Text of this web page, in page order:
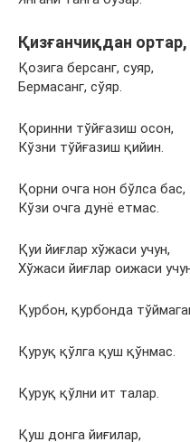
Қизғанчиқдан
Қозига берсанг, суяр,
Бермасанг, сўяр.
Қоринни тўйғазиш осон,
Кўзни тўйғазиш қийин.
Қорни очга нон бўлса бас,
Кўзи очга дунё етмас.
Қуи йиғлар хўжаси учун,
Хўжаси йиғлар оижаси
Қурбон, қурбонда
Қуруқ қўлга қуш қўнмас.
Қуруқ қўлни ит талар.
Қуш донга йиғилар,